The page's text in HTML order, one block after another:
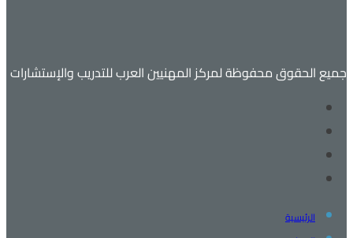
جميع الحقوق محفوظة لمركز المهنيين العرب للتدريب والإستشارات
الرئيسية